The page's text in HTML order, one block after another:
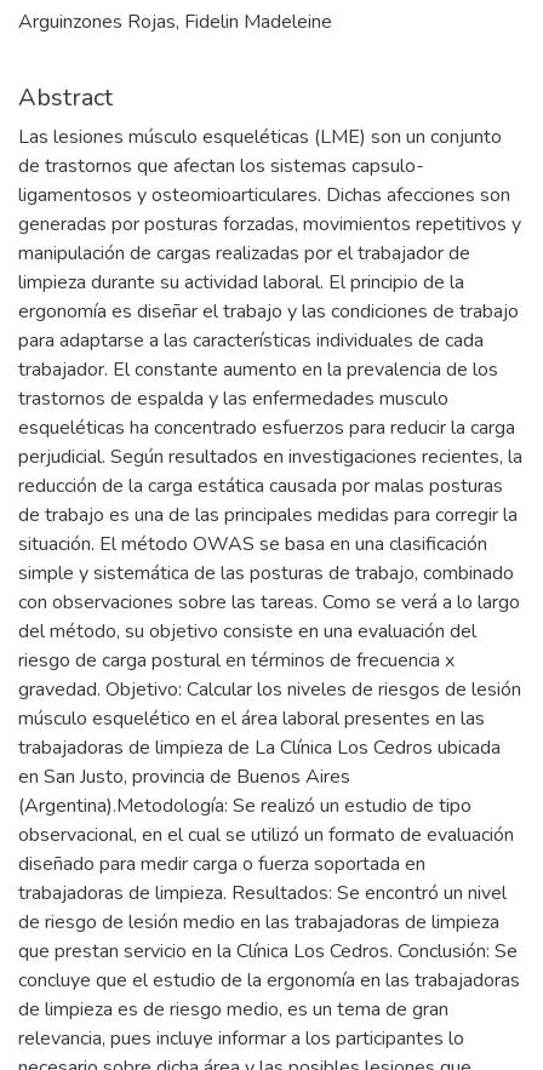
Arguinzones Rojas, Fidelin Madeleine
Abstract
Las lesiones músculo esqueléticas (LME) son un conjunto
de trastornos que afectan los sistemas capsulo-
ligamentosos y osteomioarticulares. Dichas afecciones son
generadas por posturas forzadas, movimientos repetitivos y
manipulación de cargas realizadas por el trabajador de
limpieza durante su actividad laboral. El principio de la
ergonomía es diseñar el trabajo y las condiciones de trabajo
para adaptarse a las características individuales de cada
trabajador. El constante aumento en la prevalencia de los
trastornos de espalda y las enfermedades musculo
esqueléticas ha concentrado esfuerzos para reducir la carga
perjudicial. Según resultados en investigaciones recientes, la
reducción de la carga estática causada por malas posturas
de trabajo es una de las principales medidas para corregir la
situación. El método OWAS se basa en una clasificación
simple y sistemática de las posturas de trabajo, combinado
con observaciones sobre las tareas. Como se verá a lo largo
del método, su objetivo consiste en una evaluación del
riesgo de carga postural en términos de frecuencia x
gravedad. Objetivo: Calcular los niveles de riesgos de lesión
músculo esquelético en el área laboral presentes en las
trabajadoras de limpieza de La Clínica Los Cedros ubicada
en San Justo, provincia de Buenos Aires
(Argentina).Metodología: Se realizó un estudio de tipo
observacional, en el cual se utilizó un formato de evaluación
diseñado para medir carga o fuerza soportada en
trabajadoras de limpieza. Resultados: Se encontró un nivel
de riesgo de lesión medio en las trabajadoras de limpieza
que prestan servicio en la Clínica Los Cedros. Conclusión: Se
concluye que el estudio de la ergonomía en las trabajadoras
de limpieza es de riesgo medio, es un tema de gran
relevancia, pues incluye informar a los participantes lo